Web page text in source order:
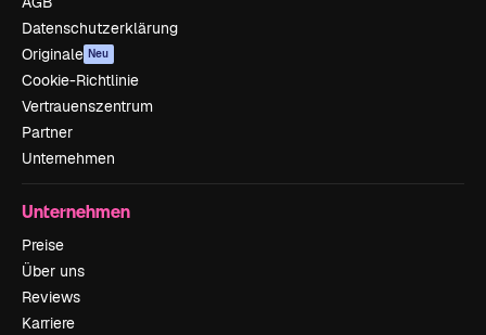
Datenschutzerklärung
Originale Neu
Cookie-Richtlinie
Vertrauenszentrum
Partner
Unternehmen
Unternehmen
Preise
Über uns
Reviews
Karriere